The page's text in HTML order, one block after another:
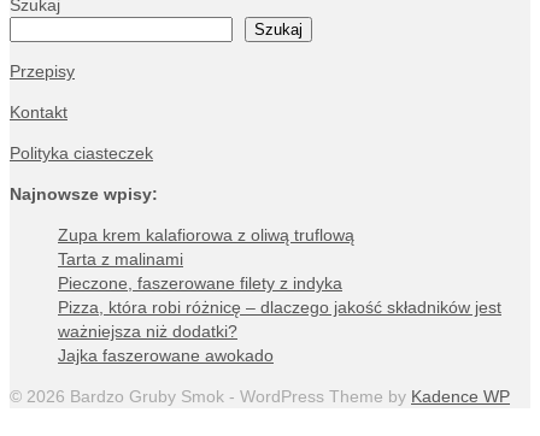
Szukaj
Szukaj
Przepisy
Kontakt
Polityka ciasteczek
Najnowsze wpisy:
Zupa krem kalafiorowa z oliwą truflową
Tarta z malinami
Pieczone, faszerowane filety z indyka
Pizza, która robi różnicę – dlaczego jakość składników jest
ważniejsza niż dodatki?
Jajka faszerowane awokado
© 2026 Bardzo Gruby Smok - WordPress Theme by Kadence WP